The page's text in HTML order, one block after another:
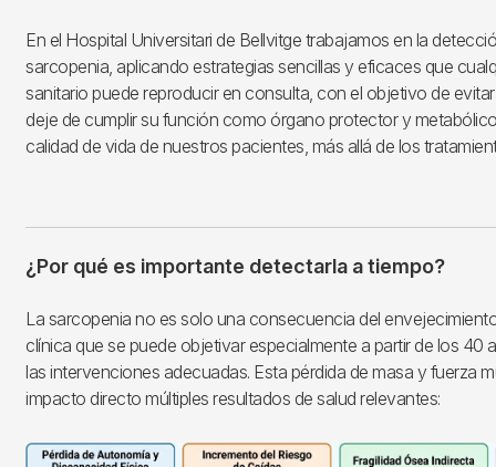
En el Hospital Universitari de Bellvitge trabajamos en la
sarcopenia, aplicando estrategias sencillas y eficaces que
sanitario puede reproducir en consulta, con el objetivo de
deje de cumplir su función como órgano protector y
calidad de vida de nuestros pacientes, más allá de los
¿Por qué es importante detectarla a tiempo?
La sarcopenia no es solo una consecuencia del
clínica que se puede objetivar especialmente a partir de los 40
las intervenciones adecuadas. Esta pérdida de masa y fuerza
impacto directo múltiples resultados de salud relevantes:
Imagen